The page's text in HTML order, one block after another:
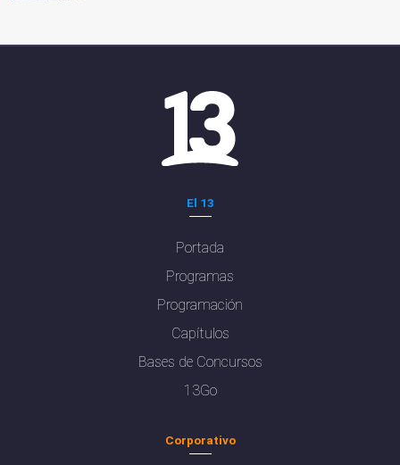
El 13
Portada
Programas
Programación
Capítulos
Bases de Concursos
13Go
Corporativo